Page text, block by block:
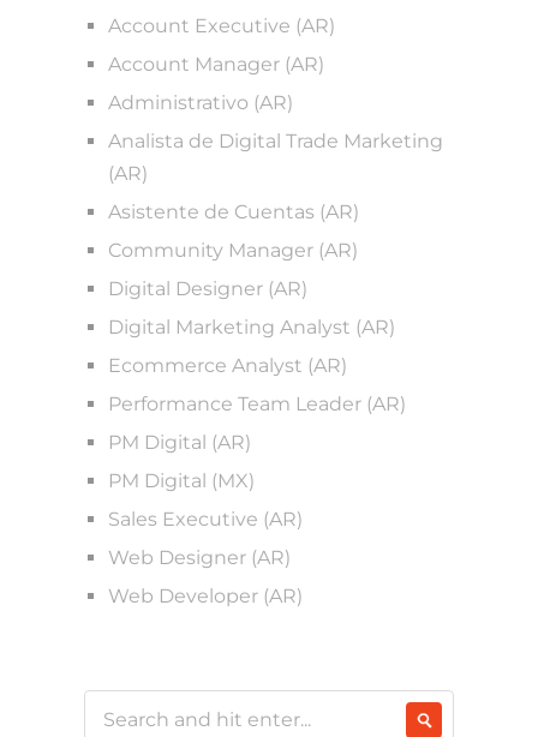
Account Executive (AR)
Account Manager (AR)
Administrativo (AR)
Analista de Digital Trade Marketing
(AR)
Asistente de Cuentas (AR)
Community Manager (AR)
Digital Designer (AR)
Digital Marketing Analyst (AR)
Ecommerce Analyst (AR)
Performance Team Leader (AR)
PM Digital (AR)
PM Digital (MX)
Sales Executive (AR)
Web Designer (AR)
Web Developer (AR)